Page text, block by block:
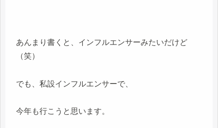
あんまり書くと、インフルエンサーみたいだけど
（笑）
でも、私設インフルエンサーで、
今年も行こうと思います。